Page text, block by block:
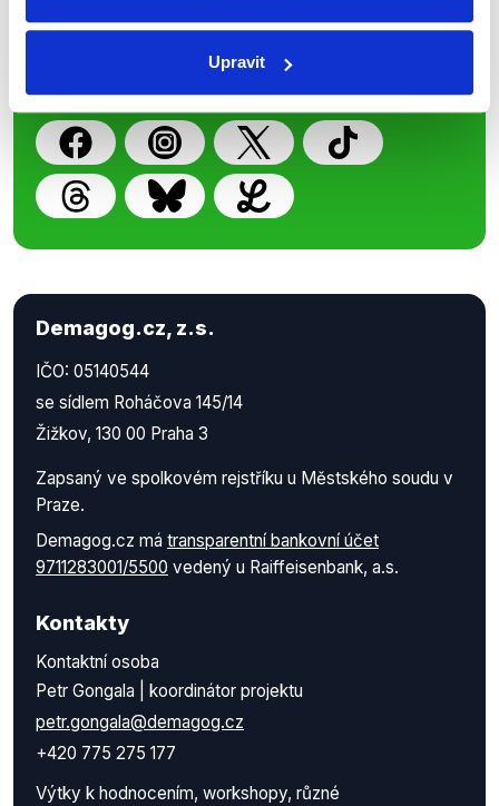
Upravit
z Demagog.cz. Sdílením našich
příspěvků přátelům podpoříte naši
Demagog.cz, z.s.
IČO: 05140544
se sídlem Roháčova 145/14
Žižkov, 130 00 Praha 3
Zapsaný ve spolkovém rejstříku u Městského soudu v
Praze.
Demagog.cz má transparentní bankovní účet
9711283001/5500 vedený u Raiffeisenbank, a.s.
Kontakty
Kontaktní osoba
Petr Gongala | koordinátor projektu
petr.gongala@demagog.cz
+420 775 275 177
Výtky k hodnocením, workshopy, různé